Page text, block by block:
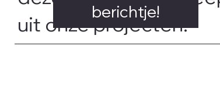
uit onze projecten.
berichtje!